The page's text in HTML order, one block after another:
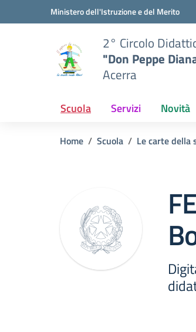
Vai ai contenuti
Vai al menu di navigazioneMinistero dell'Istruzione e del Merito
2° Circolo
"Don Peppe
Acerra
Scuola Servizi Novità
Home Scuola Le carte della